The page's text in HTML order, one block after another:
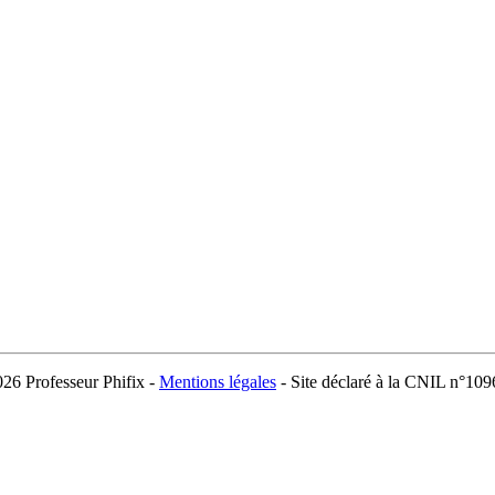
Professeur Phifix - Mentions légales - Site déclaré à la CNIL